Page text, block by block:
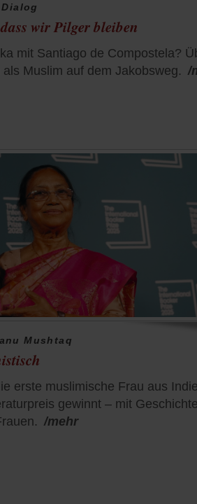
wir Pilger bleiben
mit Santiago de Compostela?
Muslim auf dem Jakobsweg. /
Mushtaq
erste muslimische Frau aus
gewinnt – mit
/mehr